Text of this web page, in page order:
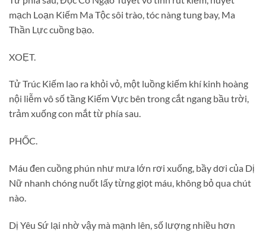
mạch Loạn Kiếm Ma Tộc sôi trào, tóc nàng tung bay, Ma
Thần Lực cuồng bạo.
XOẸT.
Tử Trúc Kiếm lao ra khỏi vỏ, một luồng kiếm khí kinh hoàng
nội liễm vô số tầng Kiếm Vực bên trong cắt ngang bầu trời,
trảm xuống con mắt từ phía sau.
PHỐC.
Máu đen cuồng phún như mưa lớn rơi xuống, bầy dơi của Dị
Nữ nhanh chóng nuốt lấy từng giọt máu, không bỏ qua chút
nào.
Dị Yêu Sứ lại nhờ vậy mà mạnh lên, số lượng nhiều hơn